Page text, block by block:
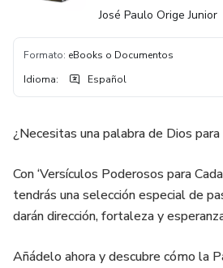
José Paulo Orige Junior
Formato: eBooks o Documentos
Idioma: Español
¿Necesitas una palabra de Dios
Con ‘Versículos Poderosos para
tendrás una selección especial de
darán dirección, fortaleza y
Añádelo ahora y descubre cómo la